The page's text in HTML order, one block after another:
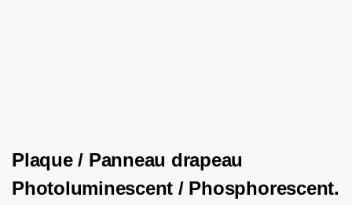
Plaque / Panneau drapeau
Photoluminescent / Phosphorescent.